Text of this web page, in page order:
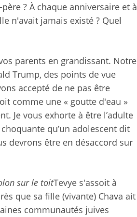
? À chaque anniversaire et à
n'avait jamais existé ? Quel
parents en grandissant. Notre
Trump, des points de vue
accepté de ne pas être
comme une « goutte d'eau »
Je vous exhorte à être l’adulte
qu’un adolescent dit
devrons être en désaccord sur
sur le toitTevye s'assoit à
que sa fille (vivante) Chava ait
communautés juives